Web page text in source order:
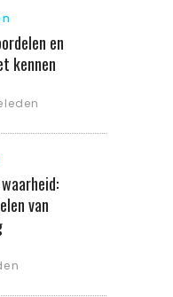
en
kennen
van